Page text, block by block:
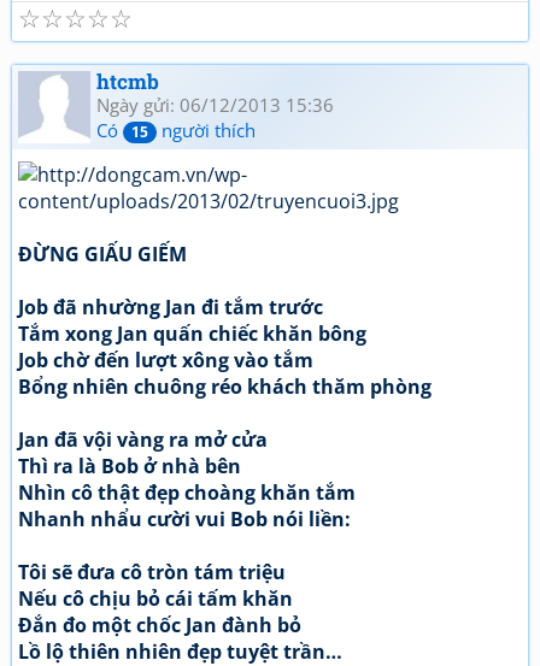
☆
☆
☆
☆
☆
htcmb
Ngày gửi: 06/12/2013 15:36
Có
15 người thích
ĐỪNG GIẤU GIẾM
Job đã nhường Jan đi tắm trước
Tắm xong Jan quấn chiếc khăn bông
Job chờ đến lượt xông vào tắm
Bổng nhiên chuông réo khách thăm phòng
Jan đã vội vàng ra mở cửa
Thì ra là Bob ở nhà bên
Nhìn cô thật đẹp choàng khăn tắm
Nhanh nhẩu cười vui Bob nói liền:
Tôi sẽ đưa cô tròn tám triệu
Nếu cô chịu bỏ cái tấm khăn
Đắn đo một chốc Jan đành bỏ
Lồ lộ thiên nhiên đẹp tuyệt trần…